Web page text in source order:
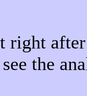
right
the